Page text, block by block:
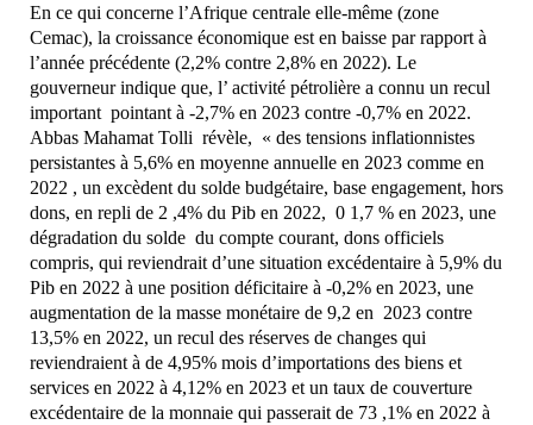
En ce qui concerne l’Afrique centrale elle-même (zone
Cemac), la croissance économique est en baisse par rapport à
l’année précédente (2,2% contre 2,8% en 2022). Le
gouverneur indique que, l’ activité pétrolière a connu un recul
important pointant à -2,7% en 2023 contre -0,7% en 2022.
Abbas Mahamat Tolli révèle, « des tensions inflationnistes
persistantes à 5,6% en moyenne annuelle en 2023 comme en
2022 , un excèdent du solde budgétaire, base engagement, hors
dons, en repli de 2 ,4% du Pib en 2022, 0 1,7 % en 2023, une
dégradation du solde du compte courant, dons officiels
compris, qui reviendrait d’une situation excédentaire à 5,9% du
Pib en 2022 à une position déficitaire à -0,2% en 2023, une
augmentation de la masse monétaire de 9,2 en 2023 contre
13,5% en 2022, un recul des réserves de changes qui
reviendraient à de 4,95% mois d’importations des biens et
services en 2022 à 4,12% en 2023 et un taux de couverture
excédentaire de la monnaie qui passerait de 73 ,1% en 2022 à